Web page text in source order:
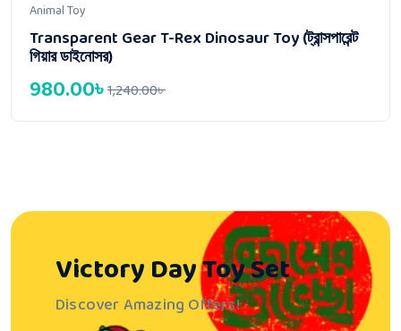
Animal Toy
Transparent Gear T-Rex Dinosaur Toy (ট্রান্সপারেন্ট
গিয়ার ডাইনোসর)
1,240.00৳
980.00৳
Victory DayToy Set
Discover Amazing Offers!